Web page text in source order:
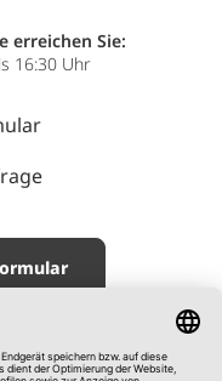
erreichen Sie:
16:30 Uhr